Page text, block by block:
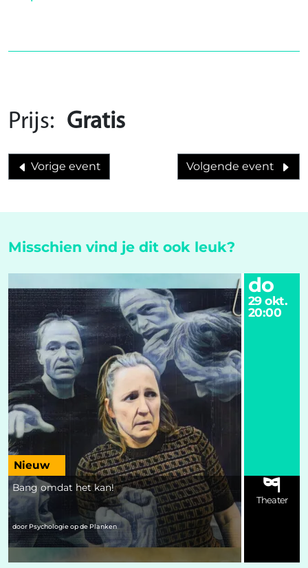
Prijs: Gratis
Vorige event Volgende event
Misschien vind je dit ook leuk?
Bang omdat het kan!
door Psychologie op de Planken
do
29 okt.
20:00
Theater
Nieuw